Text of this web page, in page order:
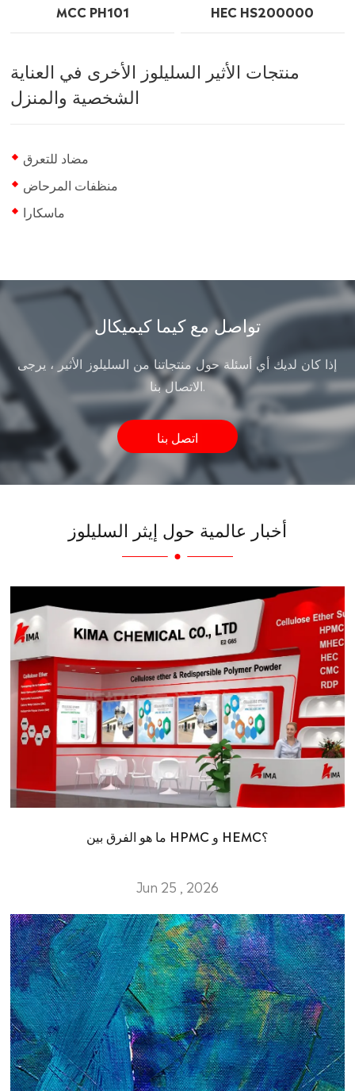
MCC PH101 HEC HS200000
منتجات الأثير السليلوز الأخرى في العناية
الشخصية والمنزل
مضاد للتعرق
منظفات المرحاض
ماسكارا
تواصل مع كيما كيميكال
إذا كان لديك أي أسئلة حول منتجاتنا من السليلوز الأثير ، يرجى
الاتصال بنا.
اتصل بنا
أخبار عالمية حول إيثر السليلوز
ما هو الفرق بين HPMC و HEMC؟
Jun 25 , 2026